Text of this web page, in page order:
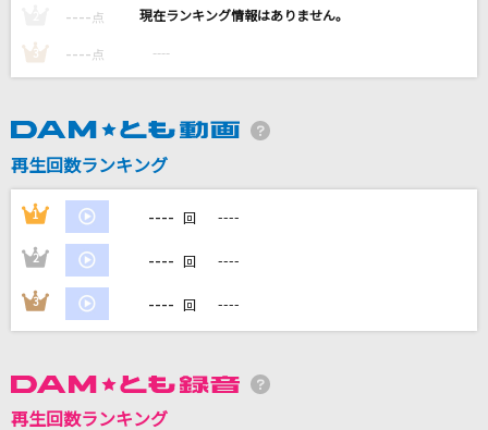
心絵
back number
カラオケ最新情報をチェック！
---- 点 ----
3 ---- 点 ----
再生回数ランキング
1 ---- 回 ----
2 ---- 回 ----
3 ---- 回 ----
再生回数ランキング